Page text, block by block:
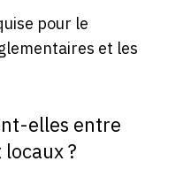
pour le
et les
elles entre
?